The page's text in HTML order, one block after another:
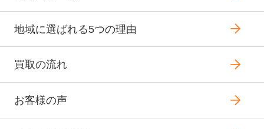
地域に選ばれる5つの理由
買取の流れ
お客様の声